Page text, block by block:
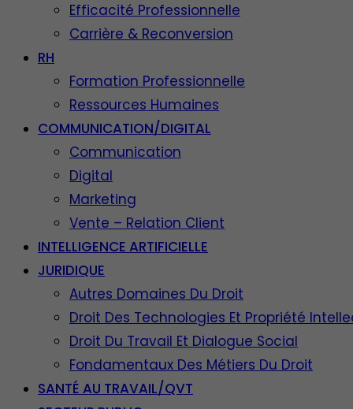
Efficacité Professionnelle
Carrière & Reconversion
RH
Formation Professionnelle
Ressources Humaines
COMMUNICATION/DIGITAL
Communication
Digital
Marketing
Vente – Relation Client
INTELLIGENCE ARTIFICIELLE
JURIDIQUE
Autres Domaines Du Droit
Droit Des Technologies Et Propriété
Droit Du Travail Et Dialogue Social
Fondamentaux Des Métiers Du Droit
SANTÉ AU TRAVAIL/QVT